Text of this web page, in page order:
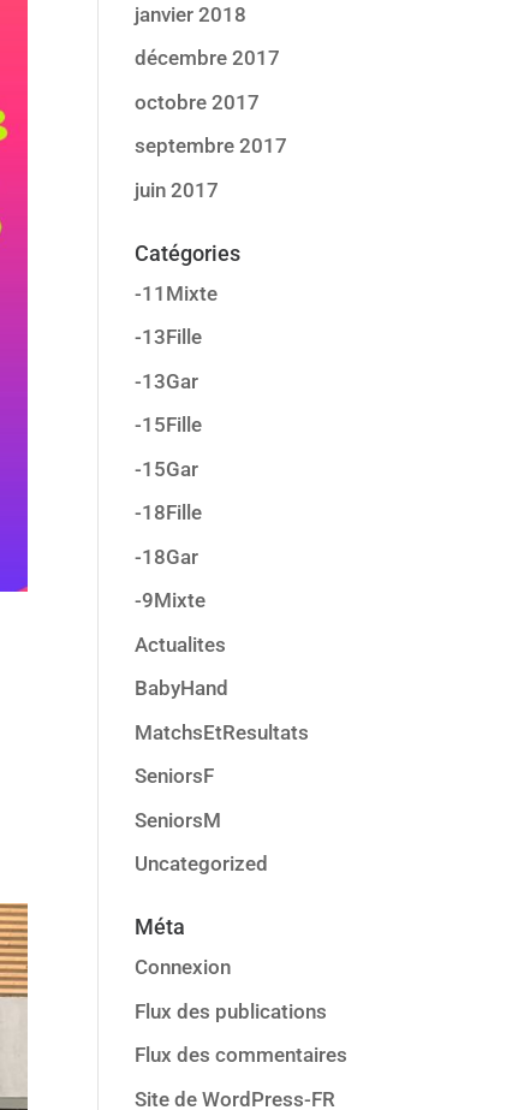
janvier 2018
décembre 2017
octobre 2017
septembre 2017
juin 2017
Catégories
-11Mixte
-13Fille
-13Gar
-15Fille
-15Gar
-18Fille
-18Gar
-9Mixte
Actualites
BabyHand
MatchsEtResultats
SeniorsF
SeniorsM
Uncategorized
Méta
Connexion
Flux des publications
Flux des commentaires
Site de WordPress-FR